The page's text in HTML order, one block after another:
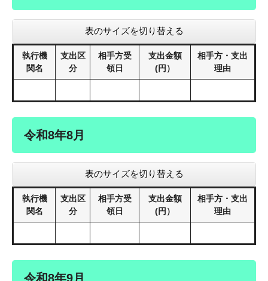
表のサイズを切り替える
執行機
関名
支出区
分
相手方受
領日
支出金額
(円）
相手方・支出
理由
令和8年8月
表のサイズを切り替える
執行機
関名
支出区
分
相手方受
領日
支出金額
(円）
相手方・支出
理由
令和8年9月